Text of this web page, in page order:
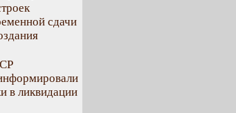
сдачи
в ликвидации